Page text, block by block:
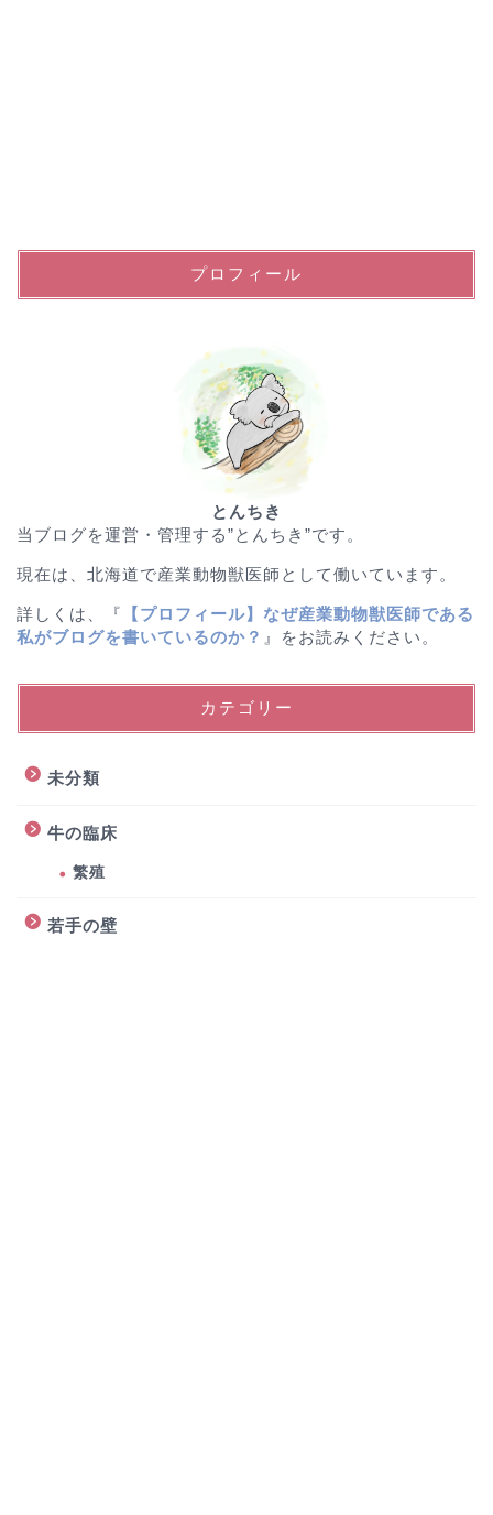
プロフィール
とんちき
当ブログを運営・管理する”とんちき”です。
現在は、北海道で産業動物獣医師として働いています。
詳しくは、『
【プロフィール】なぜ産業動物獣医師である
私がブログを書いているのか？ 』をお読みください。
カテゴリー
未分類
牛の臨床
繁殖
若手の壁